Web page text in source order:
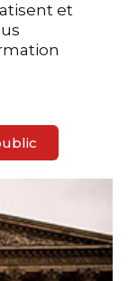
et